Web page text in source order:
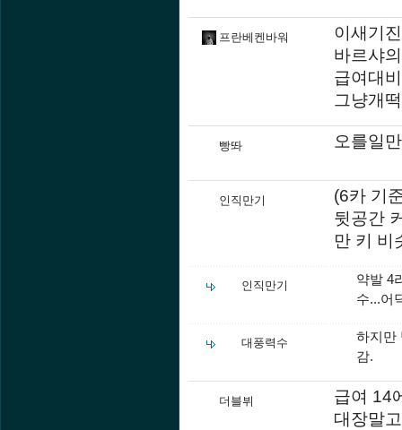
프란베켄바워
이새기
바르샤
급여대
그냥개
빵똬 오를일
인직만기
(6카 기
뒷공간
만 키 비
인직만기
약발 4
수...어
대풍력수
하지만
감.
더블뷔
급여 14
대장말